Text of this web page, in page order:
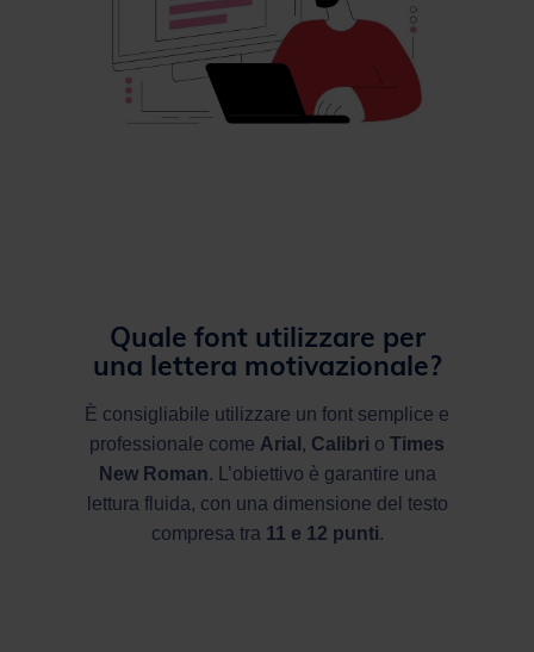
Quale font utilizzare per
una lettera motivazionale?
È consigliabile utilizzare un font semplice e
professionale come Arial , Calibri o Times
New Roman. L’obiettivo è garantire una
lettura fluida, con una dimensione del testo
compresa tra 11 e 12 punti.